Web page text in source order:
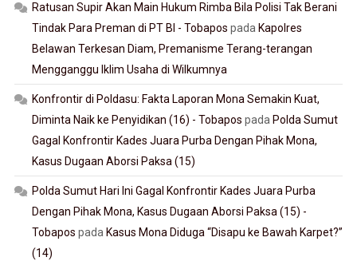
Ratusan Supir Akan Main Hukum Rimba Bila Polisi Tak Berani
Tindak Para Preman di PT BI - Tobapos pada Kapolres
Belawan Terkesan Diam, Premanisme Terang-terangan
Mengganggu Iklim Usaha di Wilkumnya
Konfrontir di Poldasu: Fakta Laporan Mona Semakin Kuat,
Diminta Naik ke Penyidikan (16) - Tobapos pada Polda Sumut
Gagal Konfrontir Kades Juara Purba Dengan Pihak Mona,
Kasus Dugaan Aborsi Paksa (15)
Polda Sumut Hari Ini Gagal Konfrontir Kades Juara Purba
Dengan Pihak Mona, Kasus Dugaan Aborsi Paksa (15) -
Tobapos pada Kasus Mona Diduga “Disapu ke Bawah Karpet?”
(14)